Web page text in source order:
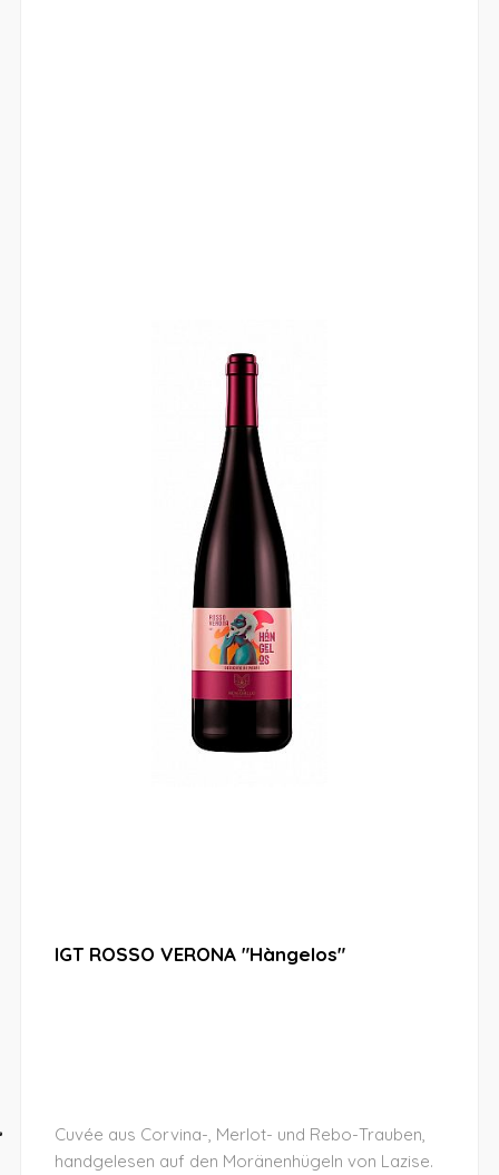
IGT ROSSO VERONA "Hàngelos"
Cuvée aus Corvina-, Merlot- und Rebo-Trauben,
handgelesen auf den Moränenhügeln von Lazise.